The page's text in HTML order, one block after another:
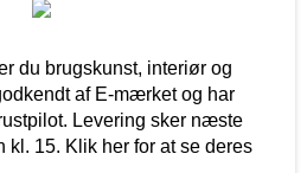
du brugskunst, interiør og
af E-mærket og har
Levering sker næste
kl. 15. Klik her for at se deres